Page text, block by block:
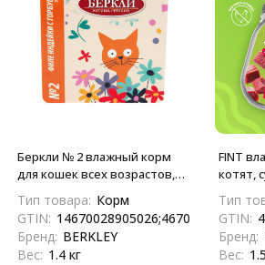
Беркли № 2 влажный корм
для кошек всех возрастов,
желе - 100 г х 14 шт
Тип товара: Корм
GTIN: 14670028905026;4670028905029
Бренд: BERKLEY
Вес: 1.4 кг
FINT
котят,
Тип
GTIN:
Бренд:
Вес: